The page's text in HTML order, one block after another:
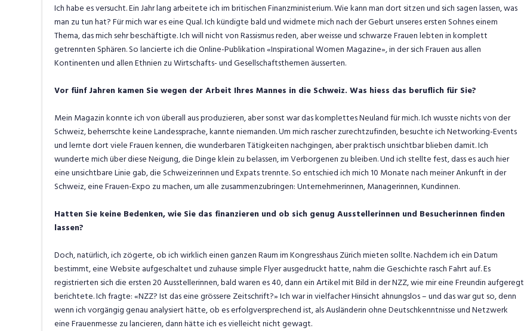
Ich habe es versucht. Ein Jahr lang arbeitete ich im britischen Finanzministerium. Wie kann man dort sitzen und sich sagen lassen, was
man zu tun hat? Für mich war es eine Qual. Ich kündigte bald und widmete mich nach der Geburt unseres ersten Sohnes einem
Thema, das mich sehr beschäftigte. Ich will nicht von Rassismus reden, aber weisse und schwarze Frauen lebten in komplett
getrennten Sphären. So lancierte ich die Online-Publikation «Inspirational Women Magazine», in der sich Frauen aus allen
Kontinenten und allen Ethnien zu Wirtschafts- und Gesellschaftsthemen äusserten.
Vor fünf Jahren kamen Sie wegen der Arbeit Ihres Mannes in die Schweiz. Was hiess das beruflich für Sie?
Mein Magazin konnte ich von überall aus produzieren, aber sonst war das komplettes Neuland für mich. Ich wusste nichts von der
Schweiz, beherrschte keine Landessprache, kannte niemanden. Um mich rascher zurechtzufinden, besuchte ich Networking-Events
und lernte dort viele Frauen kennen, die wunderbaren Tätigkeiten nachgingen, aber praktisch unsichtbar blieben damit. Ich
wunderte mich über diese Neigung, die Dinge klein zu belassen, im Verborgenen zu bleiben. Und ich stellte fest, dass es auch hier
eine unsichtbare Linie gab, die Schweizerinnen und Expats trennte. So entschied ich mich 10 Monate nach meiner Ankunft in der
Schweiz, eine Frauen-Expo zu machen, um alle zusammenzubringen: Unternehmerinnen, Managerinnen, Kundinnen.
Hatten Sie keine Bedenken, wie Sie das finanzieren und ob sich genug Ausstellerinnen und Besucherinnen finden
lassen?
Doch, natürlich, ich zögerte, ob ich wirklich einen ganzen Raum im Kongresshaus Zürich mieten sollte. Nachdem ich ein Datum
bestimmt, eine Website aufgeschaltet und zuhause simple Flyer ausgedruckt hatte, nahm die Geschichte rasch Fahrt auf. Es
registrierten sich die ersten 20 Ausstellerinnen, bald waren es 40, dann ein Artikel mit Bild in der NZZ, wie mir eine Freundin aufgeregt
berichtete. Ich fragte: «NZZ? Ist das eine grössere Zeitschrift?» Ich war in vielfacher Hinsicht ahnungslos – und das war gut so, denn
wenn ich vorgängig genau analysiert hätte, ob es erfolgversprechend ist, als Ausländerin ohne Deutschkenntnisse und Netzwerk
eine Frauenmesse zu lancieren, dann hätte ich es vielleicht nicht gewagt.